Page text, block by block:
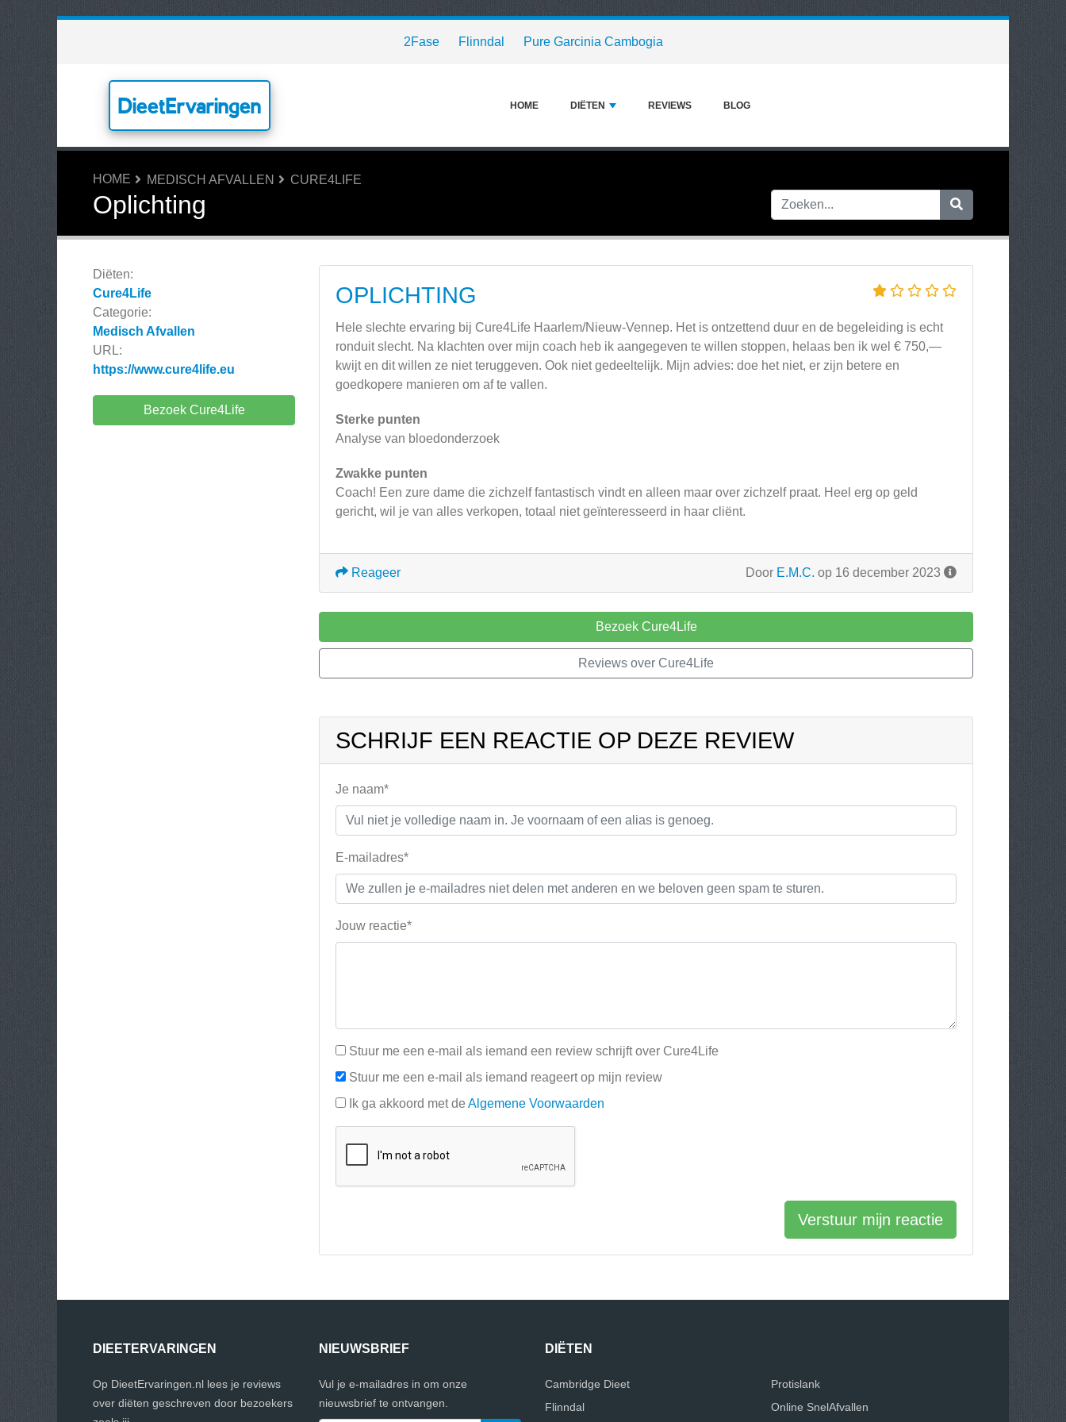
2Fase Flinndal Pure Garcinia Cambogia
DieetErvaringen HOME DIËTEN REVIEWS BLOG
HOME MEDISCH AFVALLEN CURE4LIFE
Oplichting
Diëten:
Cure4Life
Categorie:
Medisch Afvallen
URL:
https://www.cure4life.eu
Bezoek Cure4Life
OPLICHTING
Hele slechte ervaring bij Cure4Life Haarlem/Nieuw-Vennep. Het is ontzettend duur en de begeleiding is echt
ronduit slecht. Na klachten over mijn coach heb ik aangegeven te willen stoppen, helaas ben ik wel € 750,—
kwijt en dit willen ze niet teruggeven. Ook niet gedeeltelijk. Mijn advies: doe het niet, er zijn betere en
goedkopere manieren om af te vallen.
Sterke punten
Analyse van bloedonderzoek
Zwakke punten
Coach! Een zure dame die zichzelf fantastisch vindt en alleen maar over zichzelf praat. Heel erg op geld
gericht, wil je van alles verkopen, totaal niet geïnteresseerd in haar cliënt.
Door E.M.C. op 16 december 2023
Reageer
Bezoek Cure4Life
Reviews over Cure4Life
SCHRIJF EEN REACTIE OP DEZE REVIEW
Je naam*
E-mailadres*
Jouw reactie*
Stuur me een e-mail als iemand een review schrijft over Cure4Life
Stuur me een e-mail als iemand reageert op mijn review
Ik ga akkoord met de Algemene Voorwaarden
Verstuur mijn reactie
DIEETERVARINGEN
Op DieetErvaringen.nl lees je reviews
over diëten geschreven door bezoekers
NIEUWSBRIEF
Vul je e-mailadres in om onze
nieuwsbrief te ontvangen.
DIËTEN
Cambridge Dieet
Flinndal
Protislank
Online SnelAfvallen